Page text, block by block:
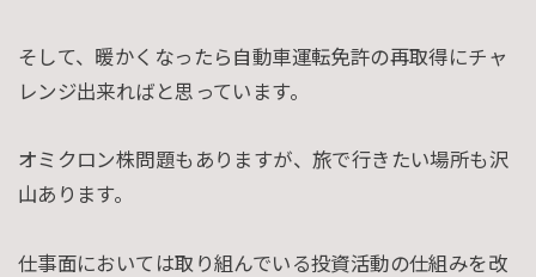
そして、暖かくなったら自動車運転免許の再取得にチャ
レンジ出来ればと思っています。
オミクロン株問題もありますが、旅で行きたい場所も沢
山あります。
仕事面においては取り組んでいる投資活動の仕組みを改